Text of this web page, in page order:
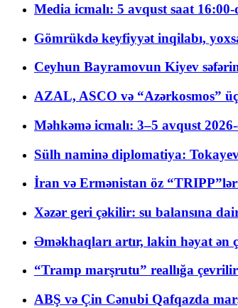
Media icmalı: 5 avqust saat
Gömrükdə keyfiyyət inqilabı,
Ceyhun Bayramovun Kiyev
AZAL, ASCO və “Azərkosmos”
Məhkəmə icmalı: 3–5 avqust 2026-
Sülh naminə diplomatiya:
İran və Ermənistan öz
Xəzər geri çəkilir: su balansına
Əməkhaqları artır, lakin həyat ən
“Tramp marşrutu” reallığa
ABŞ və Çin Cənubi Qafqazda